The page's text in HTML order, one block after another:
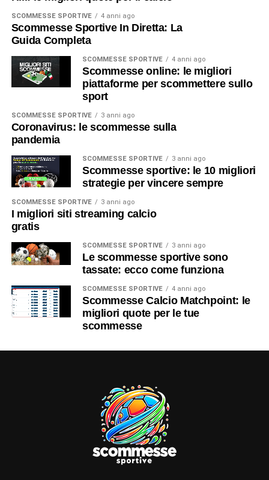
SCOMMESSE SPORTIVE 4 anni ago
Scommesse Sportive In Diretta: La
Guida Completa
SCOMMESSE SPORTIVE 4 anni ago
Scommesse online: le migliori
piattaforme per scommettere sullo
sport
SCOMMESSE SPORTIVE 3 anni ago
Coronavirus: le scommesse sulla
pandemia
SCOMMESSE SPORTIVE 3 anni ago
Scommesse sportive: le 10 migliori
strategie per vincere sempre
SCOMMESSE SPORTIVE 3 anni ago
I migliori siti streaming calcio
gratis
SCOMMESSE SPORTIVE 3 anni ago
Le scommesse sportive sono
tassate: ecco come funziona
SCOMMESSE SPORTIVE 4 anni ago
Scommesse Calcio Matchpoint: le
migliori quote per le tue
scommesse